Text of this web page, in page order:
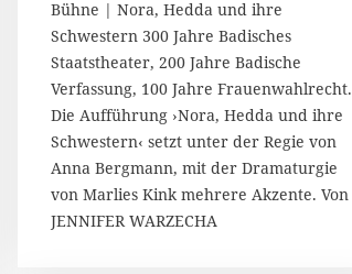
.
F
e
b
r
a
r
2
0
Bühne | Nora, Hedda und ihre
Schwestern 300 Jahre Badisches
Staatstheater, 200 Jahre Badische
Verfassung, 100 Jahre Frauenwahlrecht.
Die Aufführung ›Nora, Hedda und ihre
Schwestern‹ setzt unter der Regie von
Anna Bergmann, mit der Dramaturgie
von Marlies Kink mehrere Akzente. Von
JENNIFER WARZECHA